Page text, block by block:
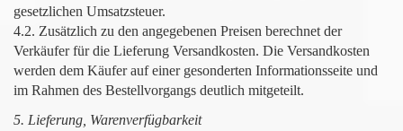
gesetzlichen Umsatzsteuer.
4.2. Zusätzlich zu den angegebenen Preisen berechnet der
Verkäufer für die Lieferung Versandkosten. Die Versandkosten
werden dem Käufer auf einer gesonderten Informationsseite und
im Rahmen des Bestellvorgangs deutlich mitgeteilt.
5. Lieferung, Warenverfügbarkeit